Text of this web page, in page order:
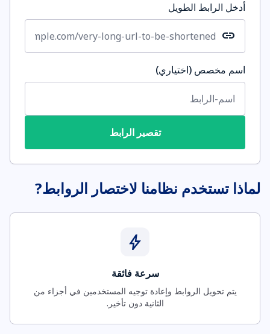
أدخل الرابط الطويل
link
اسم مخصص (اختياري)
تقصير الرابط
لماذا تستخدم نظامنا لاختصار الروابط?
bolt
سرعة فائقة
يتم تحويل الروابط وإعادة توجيه المستخدمين في أجزاء من
الثانية دون تأخير.